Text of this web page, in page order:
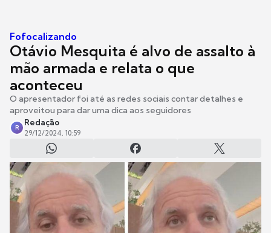
Fofocalizando
Otávio Mesquita é alvo de assalto à
mão armada e relata o que
aconteceu
O apresentador foi até as redes sociais contar detalhes e
aproveitou para dar uma dica aos seguidores
R
Redação
29/12/2024, 10:59